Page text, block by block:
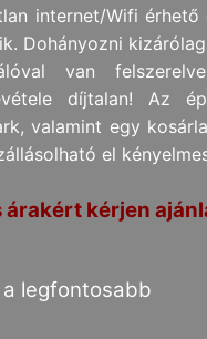
internet/Wifi
Dohányozni
van
díjtalan! Az
valamint egy
el
árakért kérjen
a legfontosabb